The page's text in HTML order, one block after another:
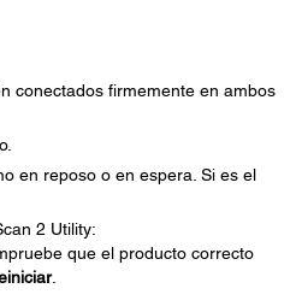
conectados firmemente en ambos
en reposo o en espera. Si es el
2 Utility:
que el producto correcto
.